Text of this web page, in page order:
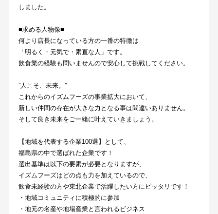
しました。
■求める人物像■
何より店長になっている方の一番の特徴は
「明るく・元気で・素直な人」です。
飲食業の経験も問いませんので安心して挑戦してください。
”人こそ、未来。”
これからのイズムフーズの事業拡大において、
新しい仲間の存在が大きな力となる事は間違いありません。
そして良き未来をご一緒に叶えていきましょう。
【地域を代表する企業100選】として、
福島県の中で選ばれた企業です！
選出基準は以下の要素が必要となりますが、
イズムフーズはどの点も力を加えているので、
飲食未経験の方や東北企業で活躍したい方にピッタリです！
・地域コミュニティに積極的に参加
・地元の名産や地場産業と言われるビジネス